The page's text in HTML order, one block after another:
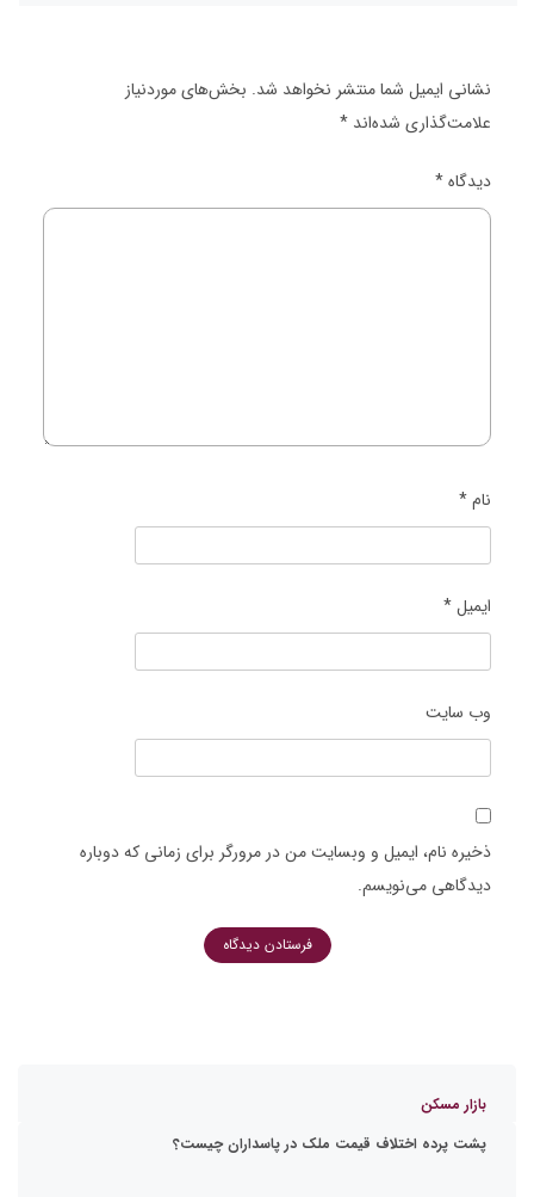
نشانی ایمیل شما منتشر نخواهد شد. بخش‌های موردنیاز
علامت‌گذاری شده‌اند *
دیدگاه*
نام*
ایمیل*
وب‌ سایت
ذخیره نام، ایمیل و وبسایت من در مرورگر برای زمانی که دوباره
دیدگاهی می‌نویسم.
بازار مسکن
پشت پرده اختلاف قیمت ملک در پاسداران چیست؟